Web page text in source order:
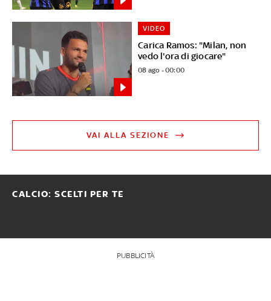
Carica Ramos: "Milan, non
vedo l'ora di giocare"
VIDEO
08 ago - 00:00
VAI ALLA SEZIONE
CALCIO: SCELTI PER TE
PUBBLICITÀ